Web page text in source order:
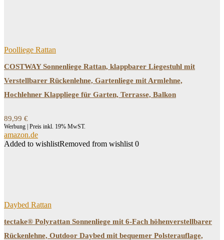
Poolliege Rattan
COSTWAY Sonnenliege Rattan, klappbarer Liegestuhl mit
Verstellbarer Rückenlehne, Gartenliege mit Armlehne,
Hochlehner Klappliege für Garten, Terrasse, Balkon
89,99 €
Werbung | Preis inkl. 19% MwST.
amazon.de
Added to wishlistRemoved from wishlist 0
Daybed Rattan
tectake® Polyrattan Sonnenliege mit 6-Fach höhenverstellbarer
Rückenlehne, Outdoor Daybed mit bequemer Polsterauflage,